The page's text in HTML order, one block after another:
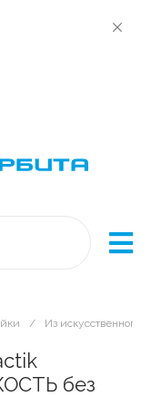
/ Из искусственного
без